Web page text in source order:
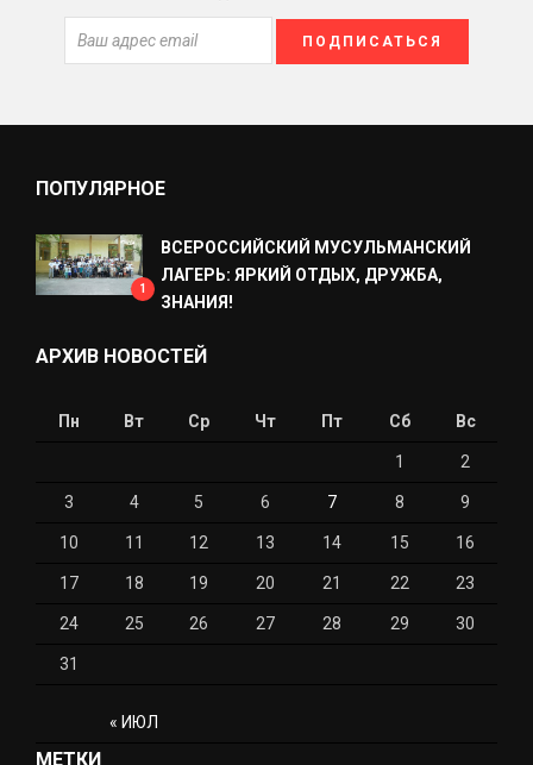
ПОПУЛЯРНОЕ
1
ВСЕРОССИЙСКИЙ МУСУЛЬМАНСКИЙ
ЛАГЕРЬ: ЯРКИЙ ОТДЫХ, ДРУЖБА,
ЗНАНИЯ!
АРХИВ НОВОСТЕЙ
Пн Вт Ср Чт Пт Сб Вс
« ИЮЛ
1 2
3 4 5 6 7 8 9
10 11 12 13 14 15 16
17 18 19 20 21 22 23
24 25 26 27 28 29 30
31
МЕТКИ